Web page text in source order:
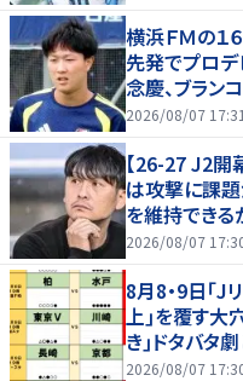
横浜ＦＭの１
先発でプロ
念慶、ブラ
2026/08/07 17:31
【26-27 J2開
は攻撃に課
を維持できる
2026/08/07
8月8・9日｢J
上｣を覆す大
き｣ドタバタ
2026/08/07